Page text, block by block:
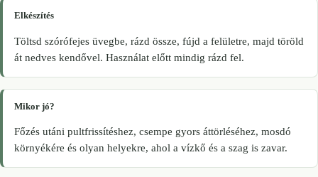
Elkészítés
Töltsd szórófejes üvegbe, rázd össze, fújd a felületre, majd töröld
át nedves kendővel. Használat előtt mindig rázd fel.
Mikor jó?
Főzés utáni pultfrissítéshez, csempe gyors áttörléséhez, mosdó
környékére és olyan helyekre, ahol a vízkő és a szag is zavar.